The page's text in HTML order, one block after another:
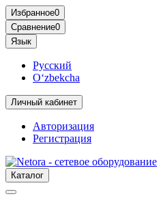
Избранное0
Сравнение0
Язык
Русский
O‘zbekcha
Личный кабинет
Авторизация
Регистрация
Каталог